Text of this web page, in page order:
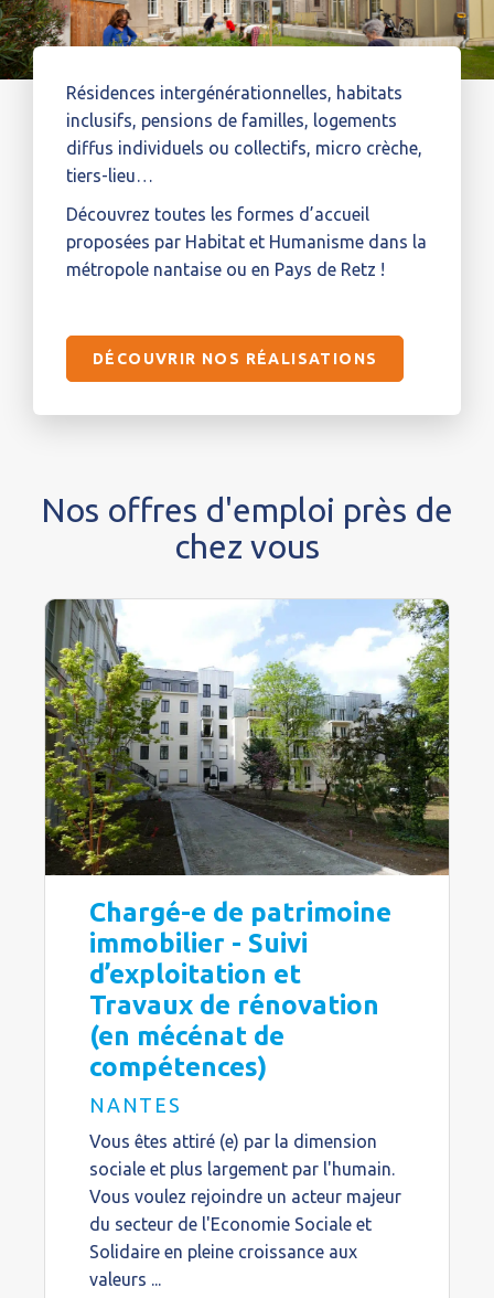
Résidences intergénérationnelles, habitats
inclusifs, pensions de familles, logements
diffus individuels ou collectifs, micro crèche,
tiers-lieu…
Découvrez toutes les formes d’accueil
proposées par Habitat et Humanisme dans la
métropole nantaise ou en Pays de Retz !
DÉCOUVRIR NOS RÉALISATIONS
Nos offres d'emploi près de
chez vous
Chargé-e de patrimoine
immobilier - Suivi
d’exploitation et
Travaux de rénovation
(en mécénat de
compétences)
NANTES
Vous êtes attiré (e) par la dimension
sociale et plus largement par l'humain.
Vous voulez rejoindre un acteur majeur
du secteur de l'Economie Sociale et
Solidaire en pleine croissance aux
valeurs ...